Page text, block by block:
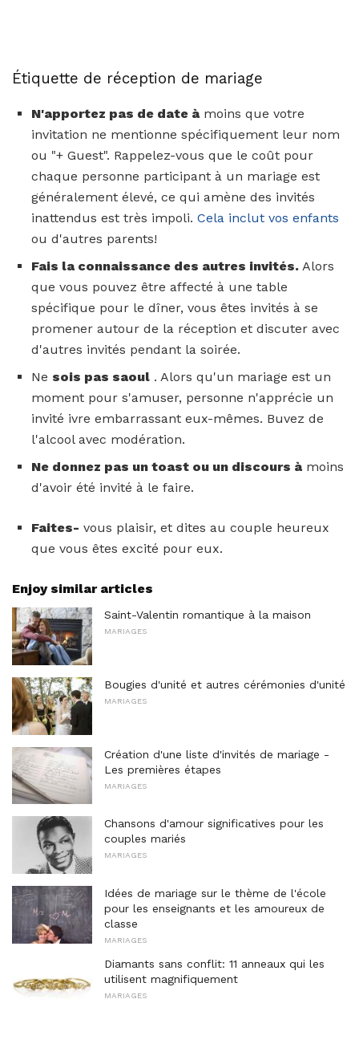
Étiquette de réception de mariage
N'apportez pas de date àmoins que votre
invitation ne mentionne spécifiquement leur nom
ou "+ Guest". Rappelez-vous que le coût pour
chaque personne participant à un mariage est
généralement élevé, ce qui amène des invités
inattendus est très impoli. Cela inclut vos enfants
ou d'autres parents!
Fais la connaissance des autres invités. Alors
que vous pouvez être affecté à une table
spécifique pour le dîner, vous êtes invités à se
promener autour de la réception et discuter avec
d'autres invités pendant la soirée.
Ne sois pas saoul . Alors qu'un mariage est un
moment pour s'amuser, personne n'apprécie un
invité ivre embarrassant eux-mêmes. Buvez de
l'alcool avec modération.
Ne donnez pas un toast ou un discours àmoins
d'avoir été invité à le faire.
Faites- vous plaisir, et dites au couple heureux
que vous êtes excité pour eux.
Enjoy similar articles
Saint-Valentin romantique à la maison
MARIAGES
Bougies d'unité et autres cérémonies d'unité
MARIAGES
Création d'une liste d'invités de mariage -
Les premières étapes
MARIAGES
Chansons d'amour significatives pour les
couples mariés
MARIAGES
Idées de mariage sur le thème de l'école
pour les enseignants et les amoureux de
classe
MARIAGES
Diamants sans conflit: 11 anneaux qui les
utilisent magnifiquement
MARIAGES